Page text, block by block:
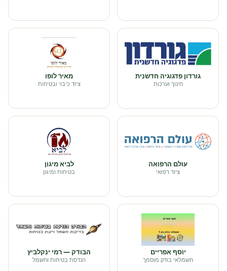
גורדון פדגוגיה חדשנית
חינוך וערכות
מאיר לופו
ציוד כיבוי ובטיחות
עולם הרפואה
ציוד רפואי
לביא מיגון
בטיחות ומיגון
יוסף אפריים
חשמלאי בודק מוסמך
הבודק — רמי ינקלביץ
הנדסת בטיחות וחשמל